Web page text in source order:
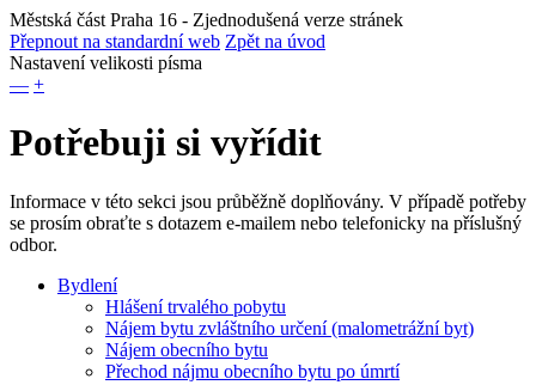
Městská část Praha 16 - Zjednodušená verze stránek
Přepnout na standardní web Zpět na úvod
Nastavení velikosti písma
— +
Potřebuji si vyřídit
Informace v této sekci jsou průběžně doplňovány. V případě potřeby
se prosím obraťte s dotazem e-mailem nebo telefonicky na příslušný
odbor.
Bydlení
Hlášení trvalého pobytu
Nájem bytu zvláštního určení (malometrážní byt)
Nájem obecního bytu
Přechod nájmu obecního bytu po úmrtí